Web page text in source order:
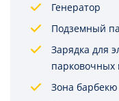
Генератор
Подземный
Зарядка для
парковочных
Зона барбекю